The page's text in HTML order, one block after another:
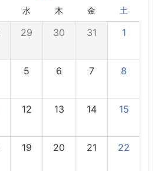
水 木 金 土
29 30 31 1
5 6 7 8
12 13 14 15
19 20 21 22